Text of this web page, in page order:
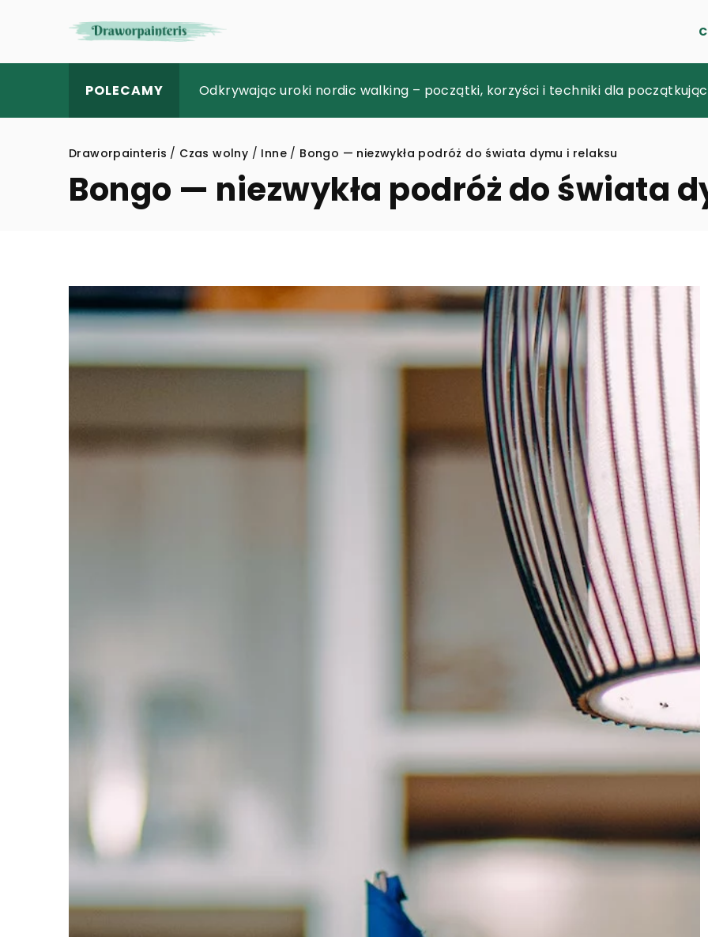
POLECAMY Jaki tablet wziąć ze sobą w podróż?
Odkrywając uroki nordic walking – początki, korzyści i techniki dla
Jak wideodermatoskopia rewolucjonizuje podejście do diagnostyki zmian
Draworpainteris / Czas wolny / Inne / Bongo — niezwykła podróż do świata dymu i relaksu
Bongo — niezwykła podróż do świata